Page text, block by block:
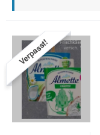
Verpasst!